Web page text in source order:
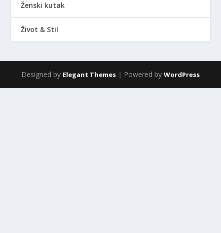
Ženski kutak
Život & Stil
Designed by Elegant Themes | Powered by WordPress